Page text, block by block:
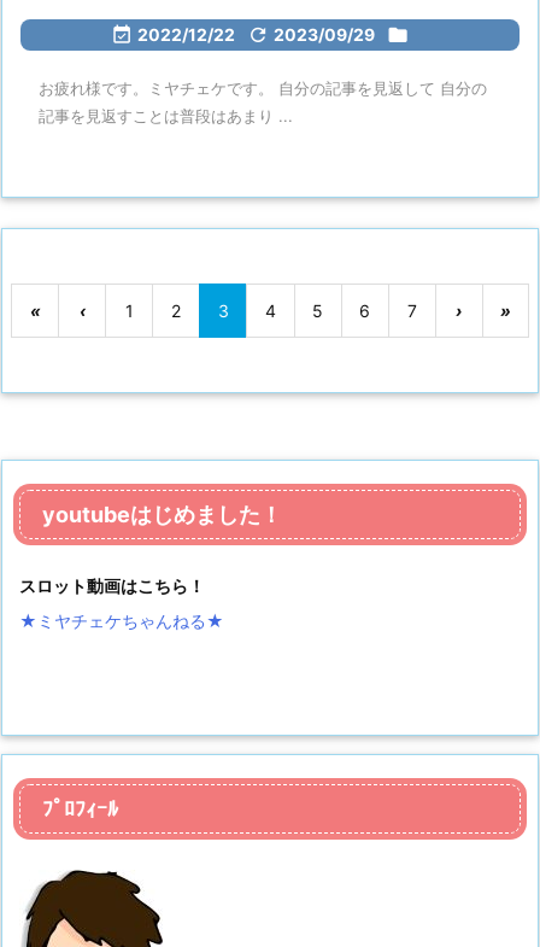
 2022/12/22  2023/09/29 
お疲れ様です。ミヤチェケです。 自分の記事を見返して 自分の
記事を見返すことは普段はあまり ...
« ‹ 1 2 3 4 5 6 7 › »
youtubeはじめました！
スロット動画はこちら！
★ミヤチェケちゃんねる★
ﾌﾟﾛﾌｨｰﾙ